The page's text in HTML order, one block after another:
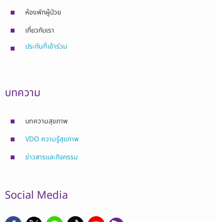
ห้องพักผู้ป่วย
เกี่ยวกับเรา
ประกันที่เข้าร่วม
บทความ
บทความสุขภาพ
VDO ความรู้สุขภาพ
ข่าวสารและกิจกรรม
Social Media